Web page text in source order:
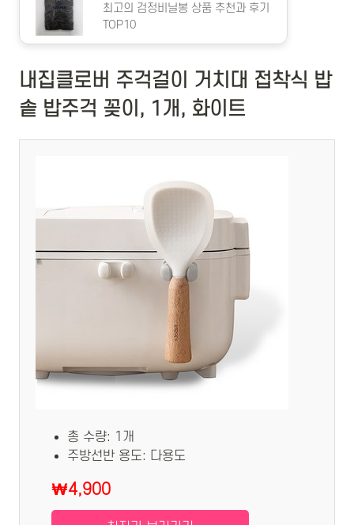
최고의 검정비닐봉 상품 추천과 후기
TOP10
내집클로버 주걱걸이 거치대 접착식 밥
솥 밥주걱 꽂이, 1개, 화이트
총 수량: 1개
주방선반 용도: 다용도
₩4,900